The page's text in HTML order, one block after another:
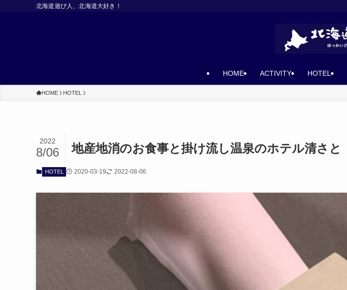
北海道遊び人、北海道大好き！
HOME ACTIVITY HOTEL
HOME HOTEL
地産地消のお食事と掛け流し温泉のホテル清さと
2022
8/06
HOTEL 2020-03-19 2022-08-06